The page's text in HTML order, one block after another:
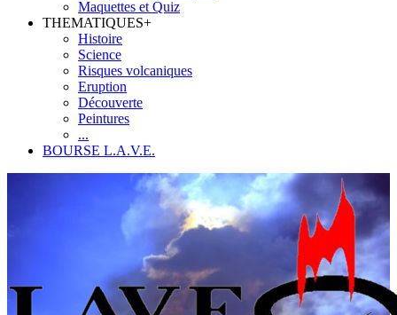
Maquettes et Quiz
THEMATIQUES+
Histoire
Science
Risques volcaniques
Eruption
Découverte
Peintures
...
BOURSE L.A.V.E.